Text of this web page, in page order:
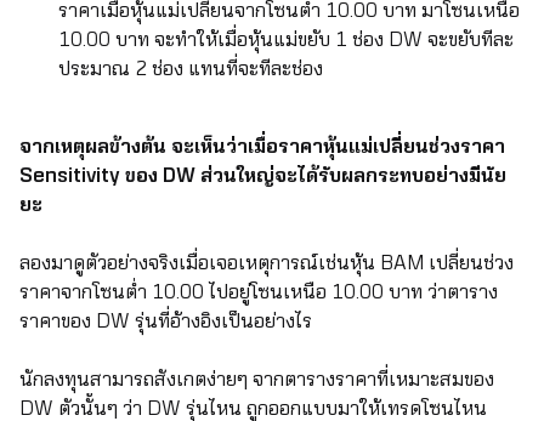
ราคาเมื่อหุ้นแม่เปลี่ยนจากโซนต่ำ 10.00 บาท มาโซนเหนือ
10.00 บาท จะทำให้เมื่อหุ้นแม่ขยับ 1 ช่อง DW จะขยับทีละ
ประมาณ 2 ช่อง แทนที่จะทีละช่อง
จากเหตุผลข้างต้น จะเห็นว่าเมื่อราคาหุ้นแม่เปลี่ยนช่วงราคา
Sensitivity ของ DW ส่วนใหญ่จะได้รับผลกระทบอย่างมีนัย
ยะ
ลองมาดูตัวอย่างจริงเมื่อเจอเหตุการณ์เช่นหุ้น BAM เปลี่ยนช่วง
ราคาจากโซนต่ำ 10.00 ไปอยู่โซนเหนือ 10.00 บาท ว่าตาราง
ราคาของ DW รุ่นที่อ้างอิงเป็นอย่างไร
นักลงทุนสามารถสังเกตง่ายๆ จากตารางราคาที่เหมาะสมของ
DW ตัวนั้นๆ ว่า DW รุ่นไหน ถูกออกแบบมาให้เทรดโซนไหน